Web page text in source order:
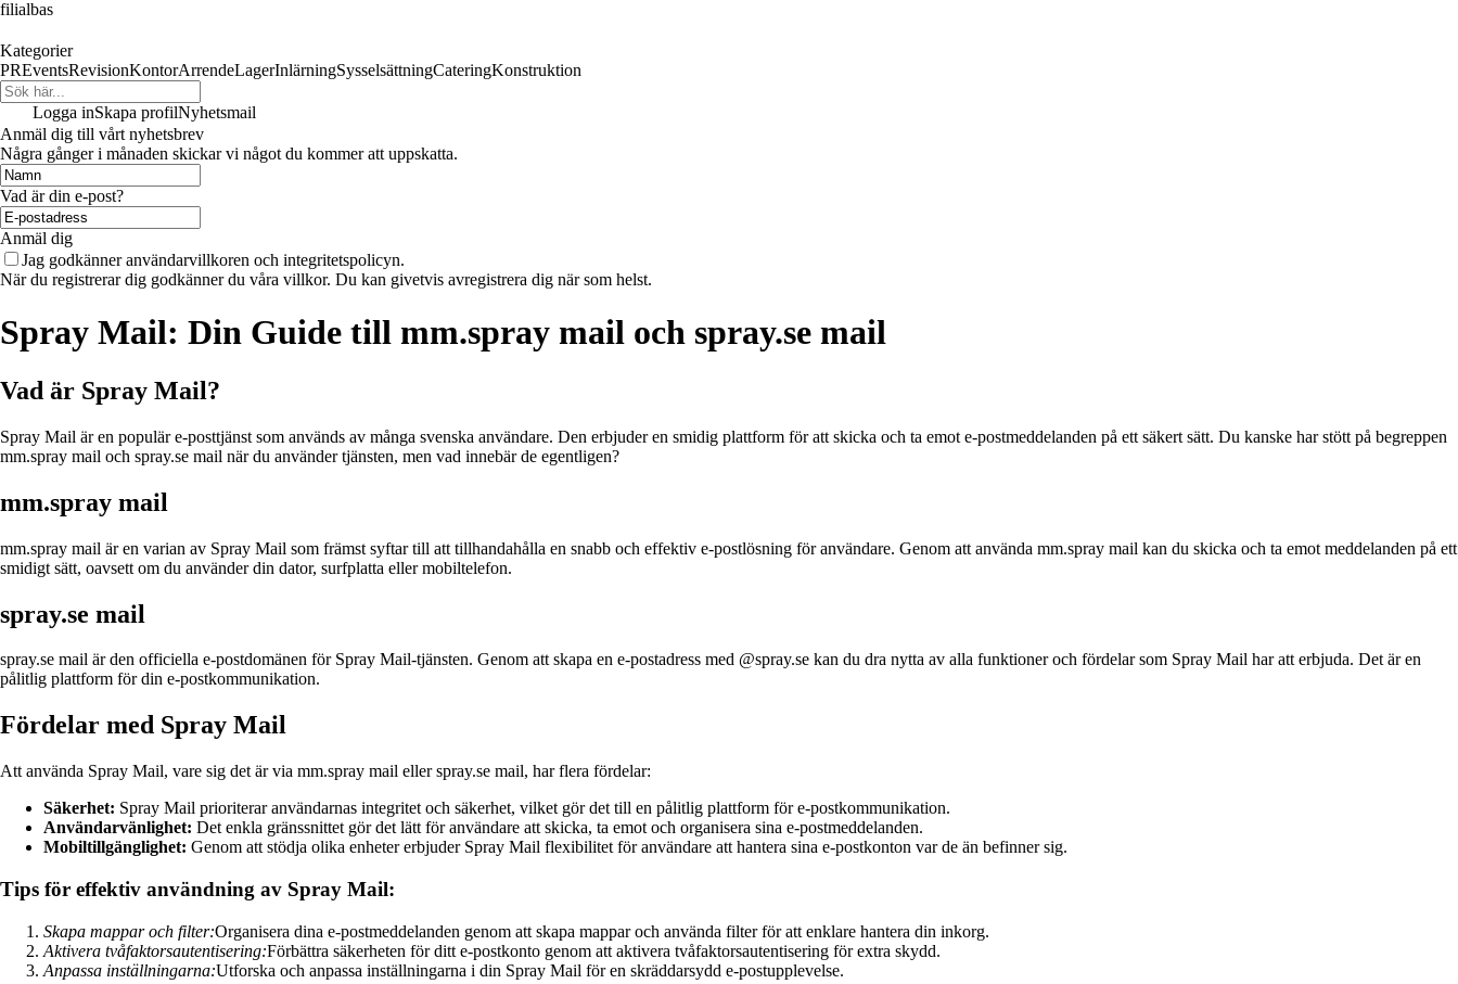
filialbas
Kategorier
PREventsRevisionKontorArrendeLagerInlärningSysselsättningCateringKonstruktion
Logga inSkapa profilNyhetsmail
Anmäl dig till vårt nyhetsbrev
Några gånger i månaden skickar vi något du kommer att uppskatta.
Vad är din e-post?
Anmäl dig
Jag godkänner användarvillkoren och integritetspolicyn.
När du registrerar dig godkänner du våra villkor. Du kan givetvis avregistrera dig när som helst.
Spray Mail: Din Guide till mm.spray mail och spray.se mail
Vad är Spray Mail?
Spray Mail är en populär e-posttjänst som används av många svenska användare. Den erbjuder en smidig plattform för att skicka och ta emot e-postmeddelanden på ett säkert sätt. Du kanske har stött på begreppen
mm.spray mail och spray.se mail när du använder tjänsten, men vad innebär de egentligen?
mm.spray mail
mm.spray mail är en varian av Spray Mail som främst syftar till att tillhandahålla en snabb och effektiv e-postlösning för användare. Genom att använda mm.spray mail kan du skicka och ta emot meddelanden på ett
smidigt sätt, oavsett om du använder din dator, surfplatta eller mobiltelefon.
spray.se mail
spray.se mail är den officiella e-postdomänen för Spray Mail-tjänsten. Genom att skapa en e-postadress med @spray.se kan du dra nytta av alla funktioner och fördelar som Spray Mail har att erbjuda. Det är en
pålitlig plattform för din e-postkommunikation.
Fördelar med Spray Mail
Att använda Spray Mail, vare sig det är via mm.spray mail eller spray.se mail, har flera fördelar:
Säkerhet: Spray Mail prioriterar användarnas integritet och säkerhet, vilket gör det till en pålitlig plattform för e-postkommunikation.
Användarvänlighet: Det enkla gränssnittet gör det lätt för användare att skicka, ta emot och organisera sina e-postmeddelanden.
Mobiltillgänglighet: Genom att stödja olika enheter erbjuder Spray Mail flexibilitet för användare att hantera sina e-postkonton var de än befinner sig.
Tips för effektiv användning av Spray Mail:
Skapa mappar och filter:Organisera dina e-postmeddelanden genom att skapa mappar och använda filter för att enklare hantera din inkorg.
Aktivera tvåfaktorsautentisering:Förbättra säkerheten för ditt e-postkonto genom att aktivera tvåfaktorsautentisering för extra skydd.
Anpassa inställningarna:Utforska och anpassa inställningarna i din Spray Mail för en skräddarsydd e-postupplevelse.